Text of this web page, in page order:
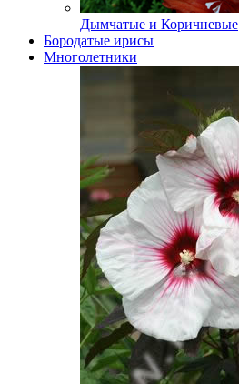
Дымчатые и Коричневые
Бородатые ирисы
Многолетники